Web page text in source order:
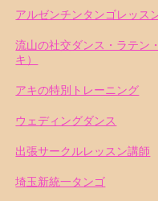
アルゼンチンタンゴレッス
流山の社交ダンス・ラテン
キ）
アキの特別トレーニング
ウェディングダンス
出張サークルレッスン講師
埼玉新統一タンゴ